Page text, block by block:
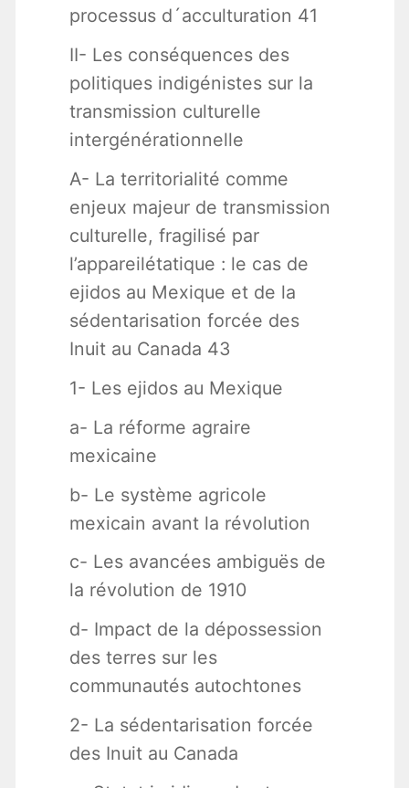
processus d´acculturation 41
II- Les conséquences des
politiques indigénistes sur la
transmission culturelle
intergénérationnelle
A- La territorialité comme
enjeux majeur de transmission
culturelle, fragilisé par
l’appareilétatique : le cas de
ejidos au Mexique et de la
sédentarisation forcée des
Inuit au Canada 43
1- Les ejidos au Mexique
a- La réforme agraire
mexicaine
b- Le système agricole
mexicain avant la révolution
c- Les avancées ambiguës de
la révolution de 1910
d- Impact de la dépossession
des terres sur les
communautés autochtones
2- La sédentarisation forcée
des Inuit au Canada